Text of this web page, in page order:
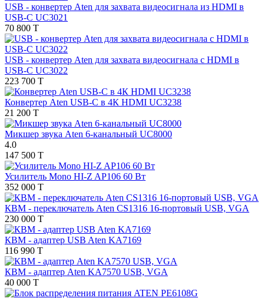
USB - конвертер Aten для захвата видеосигнала из HDMI в
USB-C UC3021
70 800 T
USB - конвертер Aten для захвата видеосигнала с HDMI в
USB-C UC3022
223 700 T
Конвертер Aten USB-C в 4К HDMI UC3238
21 200 T
Микшер звука Aten 6-канальный UC8000
4.0
147 500 T
Усилитель Mono HI-Z AP106 60 Вт
352 000 T
КВМ - переключатель Aten CS1316 16-портовый USB, VGA
230 000 T
КВМ - адаптер USB Aten KA7169
116 990 T
КВМ - адаптер Aten KA7570 USB, VGA
40 000 T